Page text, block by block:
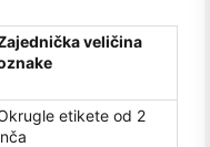
veličina
etikete od 2